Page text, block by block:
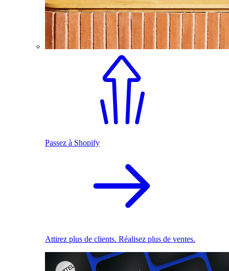
Passez à Shopify
Attirez plus de clients. Réalisez plus de ventes.